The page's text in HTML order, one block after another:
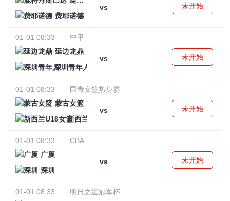
vs
费耶诺德
未开始
01-01 08:33
中甲
延边龙鼎
vs
深圳青年人
未开始
01-01 08:33
国青女篮热身赛
蒙古女篮
vs
新西兰U18女篮
未开始
01-01 08:33
CBA
广厦
vs
深圳
未开始
01-01 08:33
明日之星冠军杯